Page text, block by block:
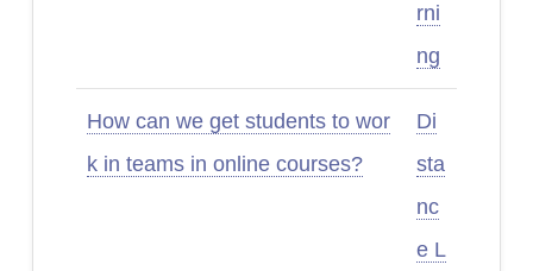
rni
ng
How can we get students to wor
k in teams in online courses?
Di
sta
nc
e L